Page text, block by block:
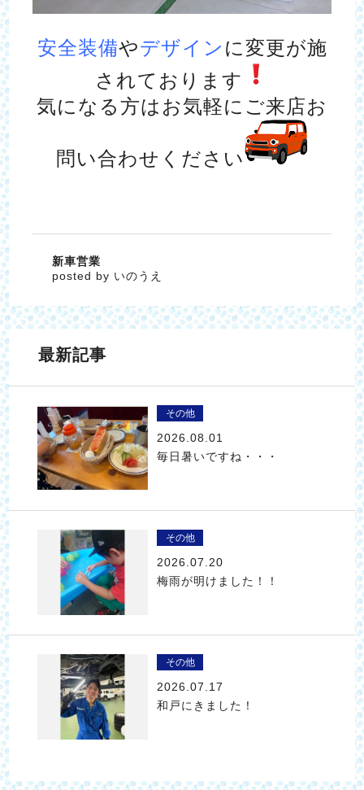
安全装備やデザイン に変更が施
されております
気になる方はお気軽にご来店お
問い合わせください
新車営業
posted by いのうえ
最新記事
その他
2026.08.01
毎日暑いですね・・・
その他
2026.07.20
梅雨が明けました！！
その他
2026.07.17
和戸にきました！